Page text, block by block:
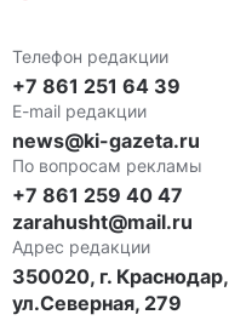
Телефон редакции
+7 861 251 64 39
E-mail редакции
news@ki-gazeta.ru
По вопросам рекламы
+7 861 259 40 47
zarahusht@mail.ru
Адрес редакции
350020, г. Краснодар,
ул.Северная, 279